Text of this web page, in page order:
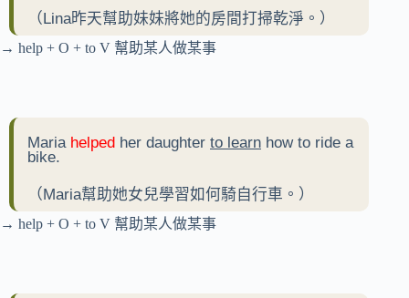
（Lina昨天幫助妹妹將她的房間打掃乾淨。）
→ help + O + to V 幫助某人做某事
Maria helped her daughter to learn how to ride a
bike.
（Maria幫助她女兒學習如何騎自行車。）
→ help + O + to V 幫助某人做某事